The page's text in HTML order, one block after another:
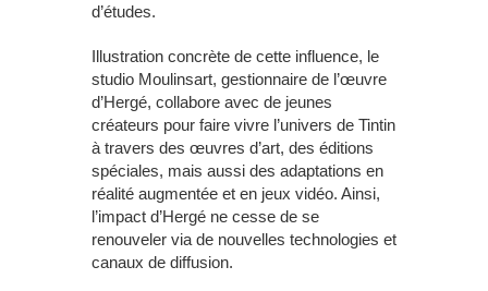
d’études.
Illustration concrète de cette influence, le
studio Moulinsart, gestionnaire de l’œuvre
d’Hergé, collabore avec de jeunes
créateurs pour faire vivre l’univers de Tintin
à travers des œuvres d’art, des éditions
spéciales, mais aussi des adaptations en
réalité augmentée et en jeux vidéo. Ainsi,
l’impact d’Hergé ne cesse de se
renouveler via de nouvelles technologies et
canaux de diffusion.